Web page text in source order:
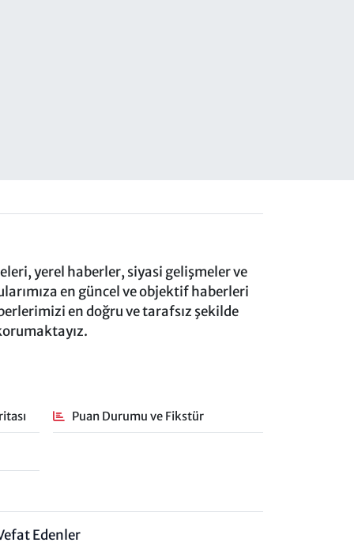
yerel haberler, siyasi gelişmeler ve
en güncel ve objektif haberleri
en doğru ve tarafsız şekilde
Puan Durumu ve Fikstür
Edenler